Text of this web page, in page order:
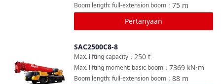
75 m
Boom length: full-extension boom ：
Pertanyaan
SAC2500C8-8
250 t
Max. lifting capacity ：
7369 kN·m
Max. lifting moment: basic boom ：
88 m
Boom length: full-extension boom ：